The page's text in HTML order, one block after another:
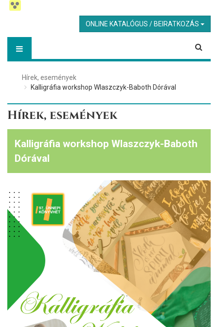
ONLINE KATALÓGUS / BEIRATKOZÁS
Hírek, események
Kalligráfia workshop Wlaszczyk-Baboth Dórával
Hírek, események
Kalligráfia workshop Wlaszczyk-Baboth
Dórával